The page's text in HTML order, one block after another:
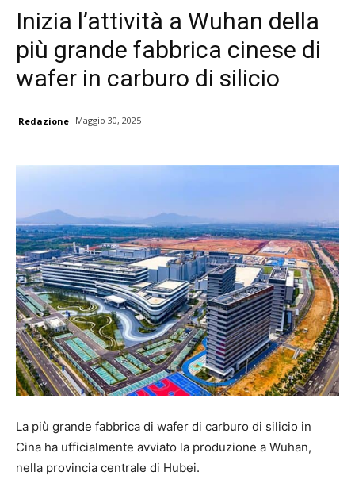
Inizia l’attività a Wuhan della
più grande fabbrica cinese di
wafer in carburo di silicio
Redazione Maggio 30, 2025
La più grande fabbrica di wafer di carburo di silicio in
Cina ha ufficialmente avviato la produzione a Wuhan,
nella provincia centrale di Hubei.